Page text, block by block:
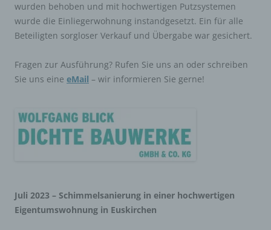
wurden behoben und mit hochwertigen Putzsystemen
wurde die Einliegerwohnung instandgesetzt. Ein für alle
Beteiligten sorgloser Verkauf und Übergabe war gesichert.
Fragen zur Ausführung? Rufen Sie uns an oder schreiben
Sie uns eine eMail – wir informieren Sie gerne!
Juli 2023 – Schimmelsanierung in einer hochwertigen
Eigentumswohnung in Euskirchen